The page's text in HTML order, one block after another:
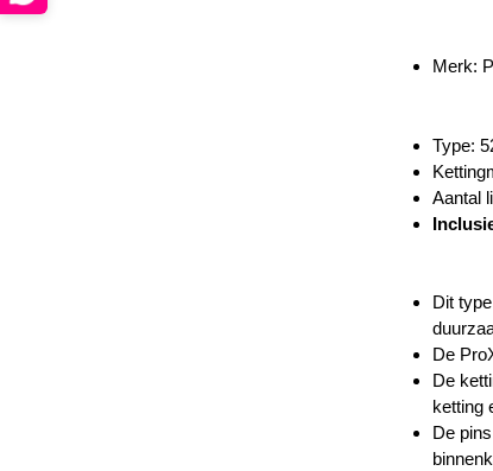
Merk:
Type:
Aantal
Dit
De
De
ketting
De